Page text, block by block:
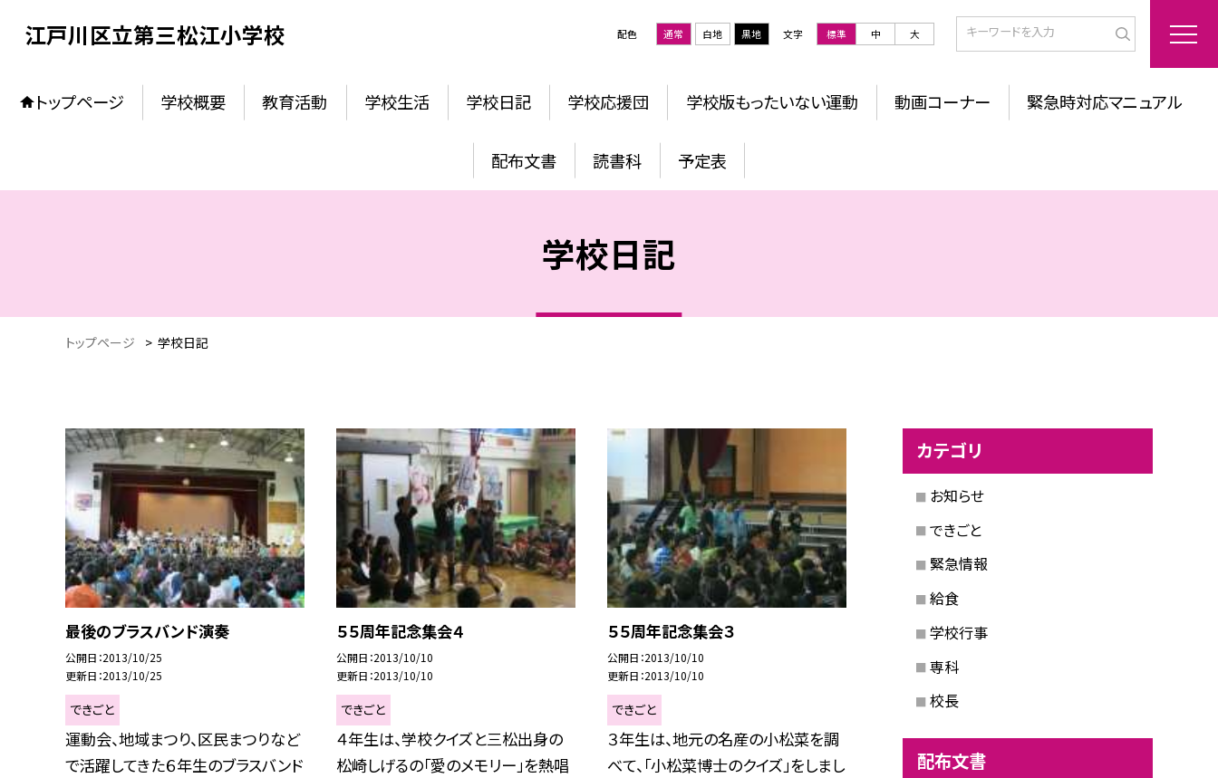
江戸川区立第三松江小学校 配色 通常 白地 黒地 文字 標準 中 大
トップページ 学校概要 教育活動 学校生活 学校日記 学校応援団 学校版もったいない運動 動画コーナー 緊急時対応マニュアル
配布文書 読書科 予定表
学校日記
トップページ > 学校日記
最後のブラスバンド演奏
公開日 2013/10/25
更新日 2013/10/25
できごと
運動会、地域まつり、区民まつりなど
で活躍してきた６年生のブラスバンド
５５周年記念集会４
公開日 2013/10/10
更新日 2013/10/10
できごと
４年生は、学校クイズと三松出身の
松崎しげるの「愛のメモリー」を熱唱
５５周年記念集会３
公開日 2013/10/10
更新日 2013/10/10
できごと
３年生は、地元の名産の小松菜を調
べて、「小松菜博士のクイズ」をしまし
カテゴリ
お知らせ
できごと
緊急情報
給食
学校行事
専科
校長
配布文書